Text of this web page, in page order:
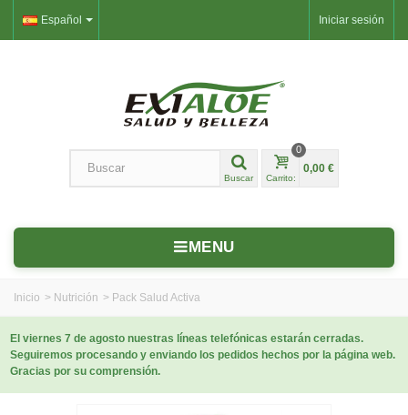
Iniciar sesión
Español
Buscar Carrito:
0
0,00 €
MENU
Inicio > Nutrición > Pack Salud Activa
El viernes 7 de agosto nuestras líneas telefónicas estarán cerradas.
Seguiremos procesando y enviando los pedidos hechos por la página web.
Gracias por su comprensión.